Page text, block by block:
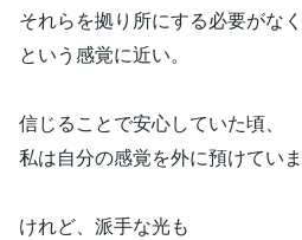
それらを拠り所にする必要がな
という感覚に近い。
信じることで安心していた頃、
私は自分の感覚を外に預けていま
けれど、派手な光も